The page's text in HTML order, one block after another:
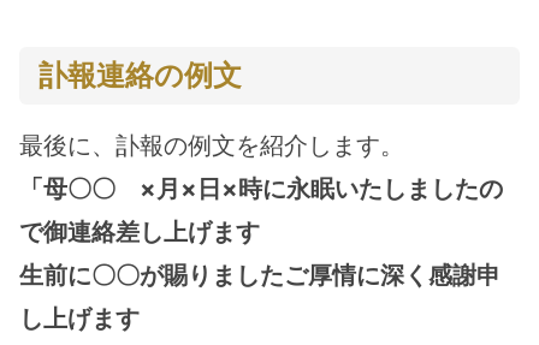
訃報連絡の例文
最後に、訃報の例文を紹介します。
「母〇〇　×月×日×時に永眠いたしましたの
で御連絡差し上げます
生前に〇〇が賜りましたご厚情に深く感謝申
し上げます